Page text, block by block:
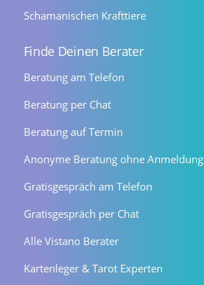
Schamanischen Krafttiere
Finde Deinen Berater
Beratung am Telefon
Beratung per Chat
Beratung auf Termin
Anonyme Beratung ohne Anmeldung
Gratisgespräch am Telefon
Gratisgespräch per Chat
Alle Vistano Berater
Kartenleger & Tarot Experten